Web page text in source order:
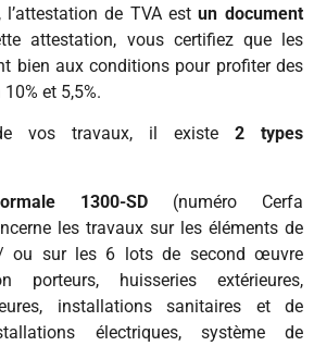
de TVA est un document
attestation, vous certifiez que les
bien aux conditions pour profiter des
et 5,5%.
vos travaux, il existe 2 types
1300-SD (numéro Cerfa
les travaux sur les éléments de
ou sur les 6 lots de second œuvre
porteurs, huisseries extérieures,
installations sanitaires et de
électriques, système de